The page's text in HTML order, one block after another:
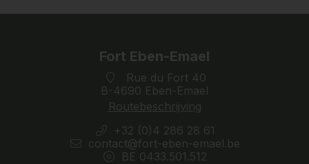
Fort Eben-Emael
Rue du Fort 40
B-4690 Eben-Emael
Routebeschrijving
+32 (0)4 286 28 61
contact@fort-eben-emael.be
BE 0433.501.512